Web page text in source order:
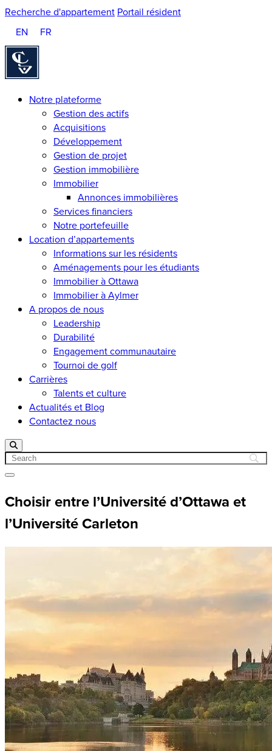
Recherche d'appartement Portail résident
EN
FR
Notre plateforme
Gestion des actifs
Acquisitions
Développement
Gestion de projet
Gestion immobilière
Immobilier
Annonces immobilières
Services financiers
Notre portefeuille
Location d’appartements
Informations sur les résidents
Aménagements pour les étudiants
Immobilier à Ottawa
Immobilier à Aylmer
A propos de nous
Leadership
Durabilité
Engagement communautaire
Tournoi de golf
Carrières
Talents et culture
Actualités et Blog
Contactez nous
Search
Open menu
Choisir entre l’Université d’Ottawa et
l’Université Carleton